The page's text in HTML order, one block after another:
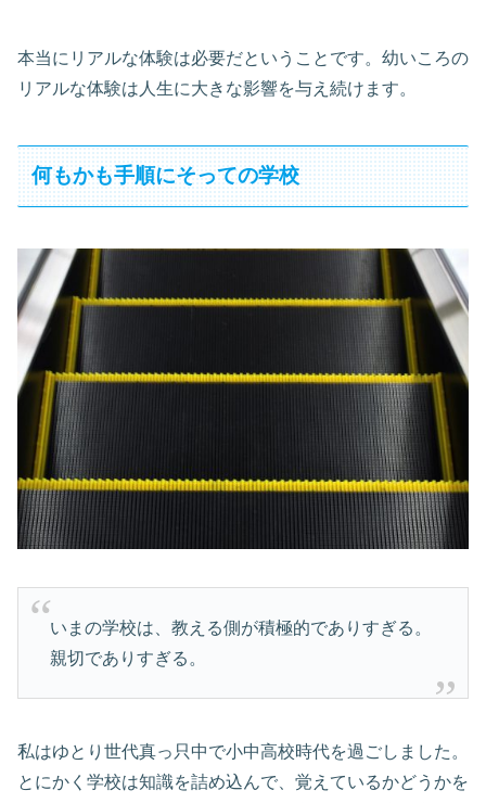
本当にリアルな体験は必要だということです。幼いころの
リアルな体験は人生に大きな影響を与え続けます。
何もかも手順にそっての学校
いまの学校は、教える側が積極的でありすぎる。
親切でありすぎる。
私はゆとり世代真っ只中で小中高校時代を過ごしました。
とにかく学校は知識を詰め込んで、覚えているかどうかを